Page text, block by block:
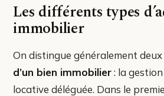
Les différents types
immobilier
On distingue généralement
d’un bien immobilier: la
locative déléguée. Dans le